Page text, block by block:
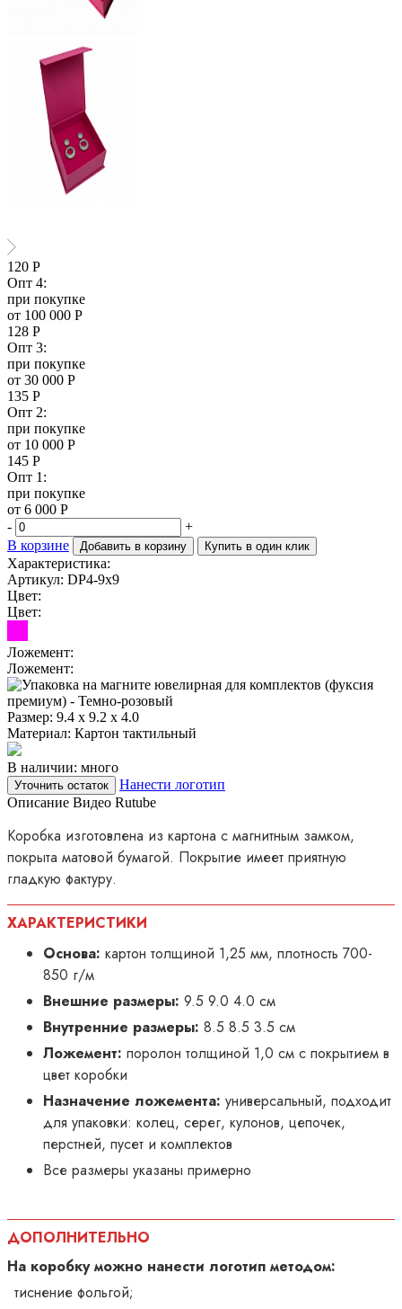
120 Р
Опт 4:
при покупке
от 100 000 Р
128 Р
Опт 3:
при покупке
от 30 000 Р
135 Р
Опт 2:
при покупке
от 10 000 Р
145 Р
Опт 1:
при покупке
от 6 000 Р
-
+
В корзине
Добавить в корзину Купить в один клик
Характеристика:
Артикул: DP4-9x9
Цвет:
Цвет:
Ложемент:
Ложемент:
Размер: 9.4 х 9.2 х 4.0
Материал: Картон тактильный
В наличии: много
Уточнить остаток
Нанести логотип
Описание Видео Rutube
Коробка изготовлена из картона с магнитным замком,
покрыта матовой бумагой. Покрытие имеет приятную
гладкую фактуру.
ХАРАКТЕРИСТИКИ
Основа: картон толщиной 1,25 мм, плотность 700-
850 г/м
Внешние размеры: 9.5 9.0 4.0 см
Внутренние размеры: 8.5 8.5 3.5 см
Ложемент: поролон толщиной 1,0 см с покрытием в
цвет коробки
Назначение ложемента: универсальный, подходит
для упаковки: колец, серег, кулонов, цепочек,
перстней, пусет и комплектов
Все размеры указаны примерно
ДОПОЛНИТЕЛЬНО
На коробку можно нанести логотип методом:
тиснение фольгой;